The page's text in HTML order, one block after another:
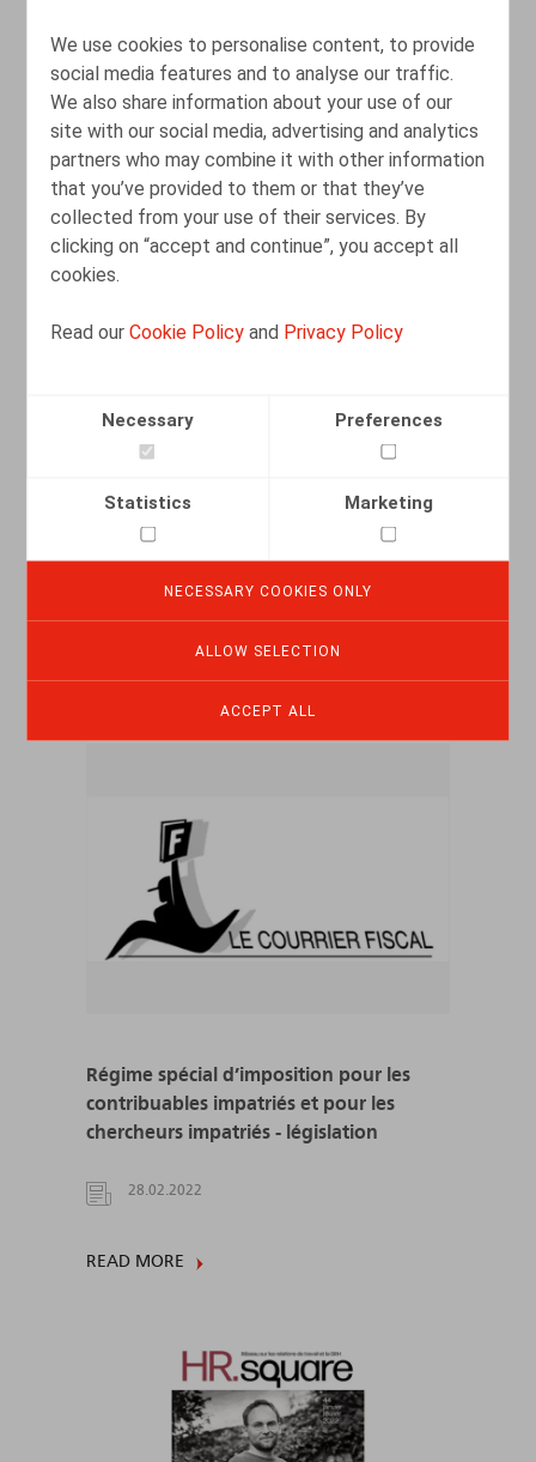
We use cookies to personalise content, to provide
social media features and to analyse our traffic.
We also share information about your use of our
site with our social media, advertising and analytics
partners who may combine it with other information
that you’ve provided to them or that they’ve
collected from your use of their services. By
clicking on “accept and continue”, you accept all
cookies.
Read ourCookie Policy and Privacy Policy
Necessary Preferences
Statistics Marketing
NECESSARY COOKIES ONLY
ALLOW SELECTION
ACCEPT ALL
READ MORE
ingekomen belastingplichtigen en
ingekomen onderzoekers — wetgeving
28.02.2022
Régime spécial d’imposition pour les
contribuables impatriés et pour les
chercheurs impatriés - législation
28.02.2022
READ MORE